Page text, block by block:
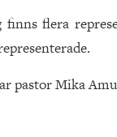
finns flera
pastor Mika